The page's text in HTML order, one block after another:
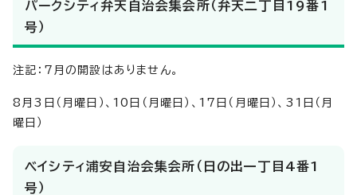
パークシティ弁天自治会集会所（弁天二丁目19番1
号）
注記：7月の開設はありません。
8月3日（月曜日）、10日（月曜日）、17日（月曜日）、31日（月
曜日）
ベイシティ浦安自治会集会所（日の出一丁目4番1
号）